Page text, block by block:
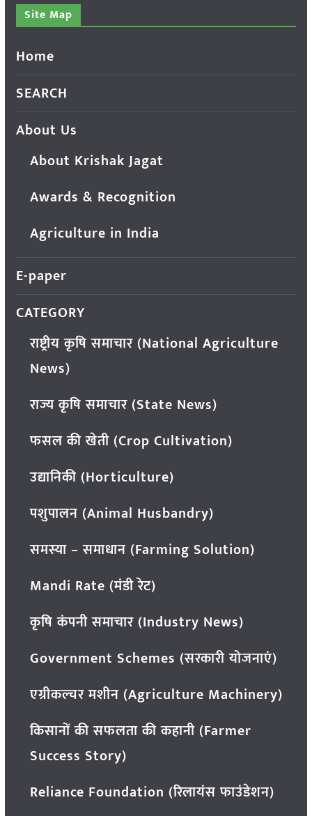
Site Map
Home
SEARCH
About Us
About Krishak Jagat
Awards & Recognition
Agriculture in India
E-paper
CATEGORY
राष्ट्रीय कृषि समाचार (National Agriculture
News)
राज्य कृषि समाचार (State News)
फसल की खेती (Crop Cultivation)
उद्यानिकी (Horticulture)
पशुपालन (Animal Husbandry)
समस्या – समाधान (Farming Solution)
Mandi Rate (मंडी रेट)
कृषि कंपनी समाचार (Industry News)
Government Schemes (सरकारी योजनाएं)
एग्रीकल्चर मशीन (Agriculture Machinery)
किसानों की सफलता की कहानी (Farmer
Success Story)
Reliance Foundation (रिलायंस फाउंडेशन)